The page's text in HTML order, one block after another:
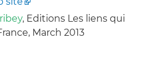
, Editions Les liens qui
March 2013